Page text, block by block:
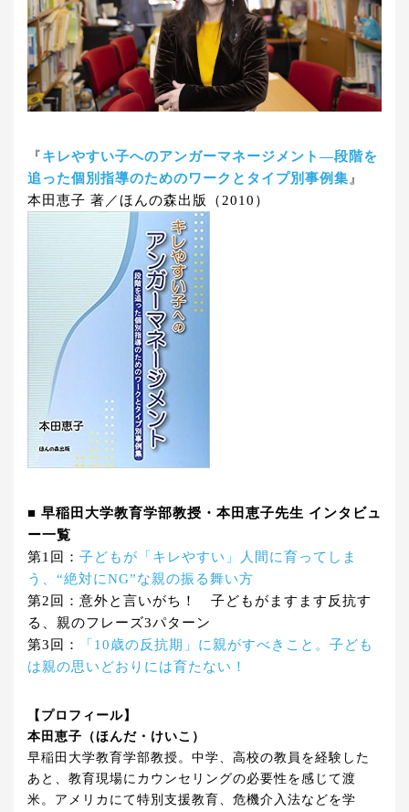
『キレやすい子へのアンガーマネージメント―段階を
追った個別指導のためのワークとタイプ別事例集 』
本田恵子 著／ほんの森出版（2010）
■ 早稲田大学教育学部教授・本田恵子先生 インタビュ
ー一覧
第1回： 子どもが「キレやすい」人間に育ってしま
う、“絶対にNG”な親の振る舞い方
第2回：意外と言いがち！ 子どもがますます反抗す
る、親のフレーズ3パターン
第3回：
「10歳の反抗期」に親がすべきこと。子ども
は親の思いどおりには育たない！
【プロフィール】
本田恵子（ほんだ・けいこ）
早稲田大学教育学部教授。中学、高校の教員を経験した
あと、教育現場にカウンセリングの必要性を感じて渡
米。アメリカにて特別支援教育、危機介入法などを学